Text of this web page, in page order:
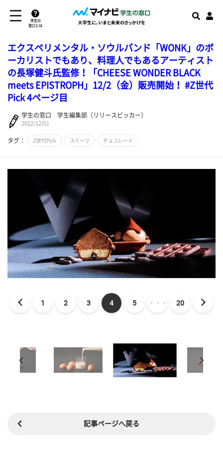
学生の
窓口とは
エクスペリメンタル・ソウルバンド「WONK」のボ
ーカリストでもあり、料理人でもあるアーティスト
の長塚健斗氏監修！「CHEESE WONDER BLACK
meets EPISTROPH」12/2（金）販売開始！ #Z世代
Pick 4ページ目
学生の窓口 学生編集部（リリースピッカー）
2022/12/01
タグ： Z世代Pick スイーツ チョコレート
1 2 3 4 5 ・・・ 20
記事ページへ戻る